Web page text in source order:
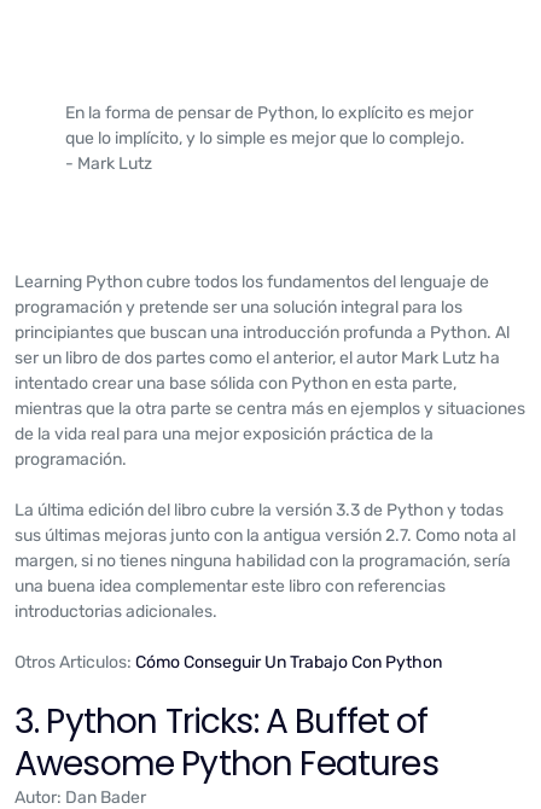
En la forma de pensar de Python, lo explícito es mejor
que lo implícito, y lo simple es mejor que lo complejo.
- Mark Lutz
Learning Python cubre todos los fundamentos del lenguaje de
programación y pretende ser una solución integral para los
principiantes que buscan una introducción profunda a Python. Al
ser un libro de dos partes como el anterior, el autor Mark Lutz ha
intentado crear una base sólida con Python en esta parte,
mientras que la otra parte se centra más en ejemplos y situaciones
de la vida real para una mejor exposición práctica de la
programación.
La última edición del libro cubre la versión 3.3 de Python y todas
sus últimas mejoras junto con la antigua versión 2.7. Como nota al
margen, si no tienes ninguna habilidad con la programación, sería
una buena idea complementar este libro con referencias
introductorias adicionales.
Otros Articulos: Cómo Conseguir Un Trabajo Con Python
3. Python Tricks: A Buffet of
Awesome Python Features
Autor: Dan Bader